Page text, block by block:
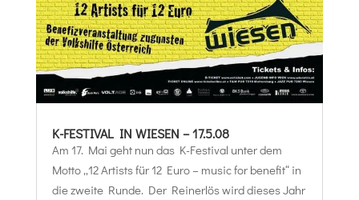
K-FESTIVAL IN WIESEN – 17.5.08
Am 17. Mai geht nun das K-Festival unter dem
Motto „12 Artists für 12 Euro – music for benefit“ in
die zweite Runde. Der Reinerlös wird dieses Jahr